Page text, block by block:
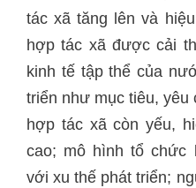
tác xã tăng lên và
hợp tác xã được cải
kinh tế tập thể của
triển như mục tiêu, yêu
hợp tác xã còn yếu,
cao; mô hình tổ chức
với xu thế phát triển;